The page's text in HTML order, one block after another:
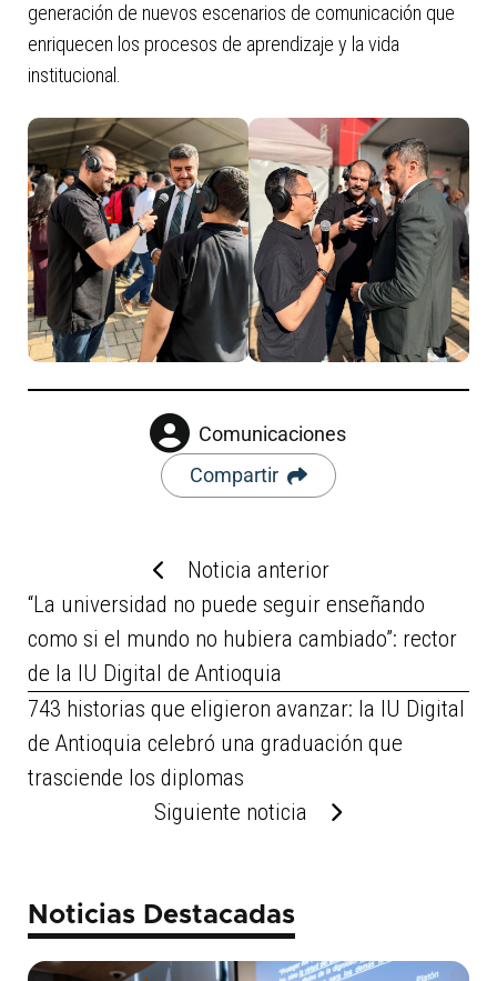
generación de nuevos escenarios de comunicación que
enriquecen los procesos de aprendizaje y la vida
institucional.
Comunicaciones
Compartir
Noticia anterior
“La universidad no puede seguir enseñando
como si el mundo no hubiera cambiado”: rector
de la IU Digital de Antioquia
743 historias que eligieron avanzar: la IU Digital
de Antioquia celebró una graduación que
trasciende los diplomas
Siguiente noticia
Noticias Destacadas